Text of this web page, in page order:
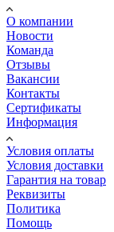
О компании
Новости
Команда
Отзывы
Вакансии
Контакты
Сертификаты
Информация
Условия оплаты
Условия доставки
Гарантия на товар
Реквизиты
Политика
Помощь